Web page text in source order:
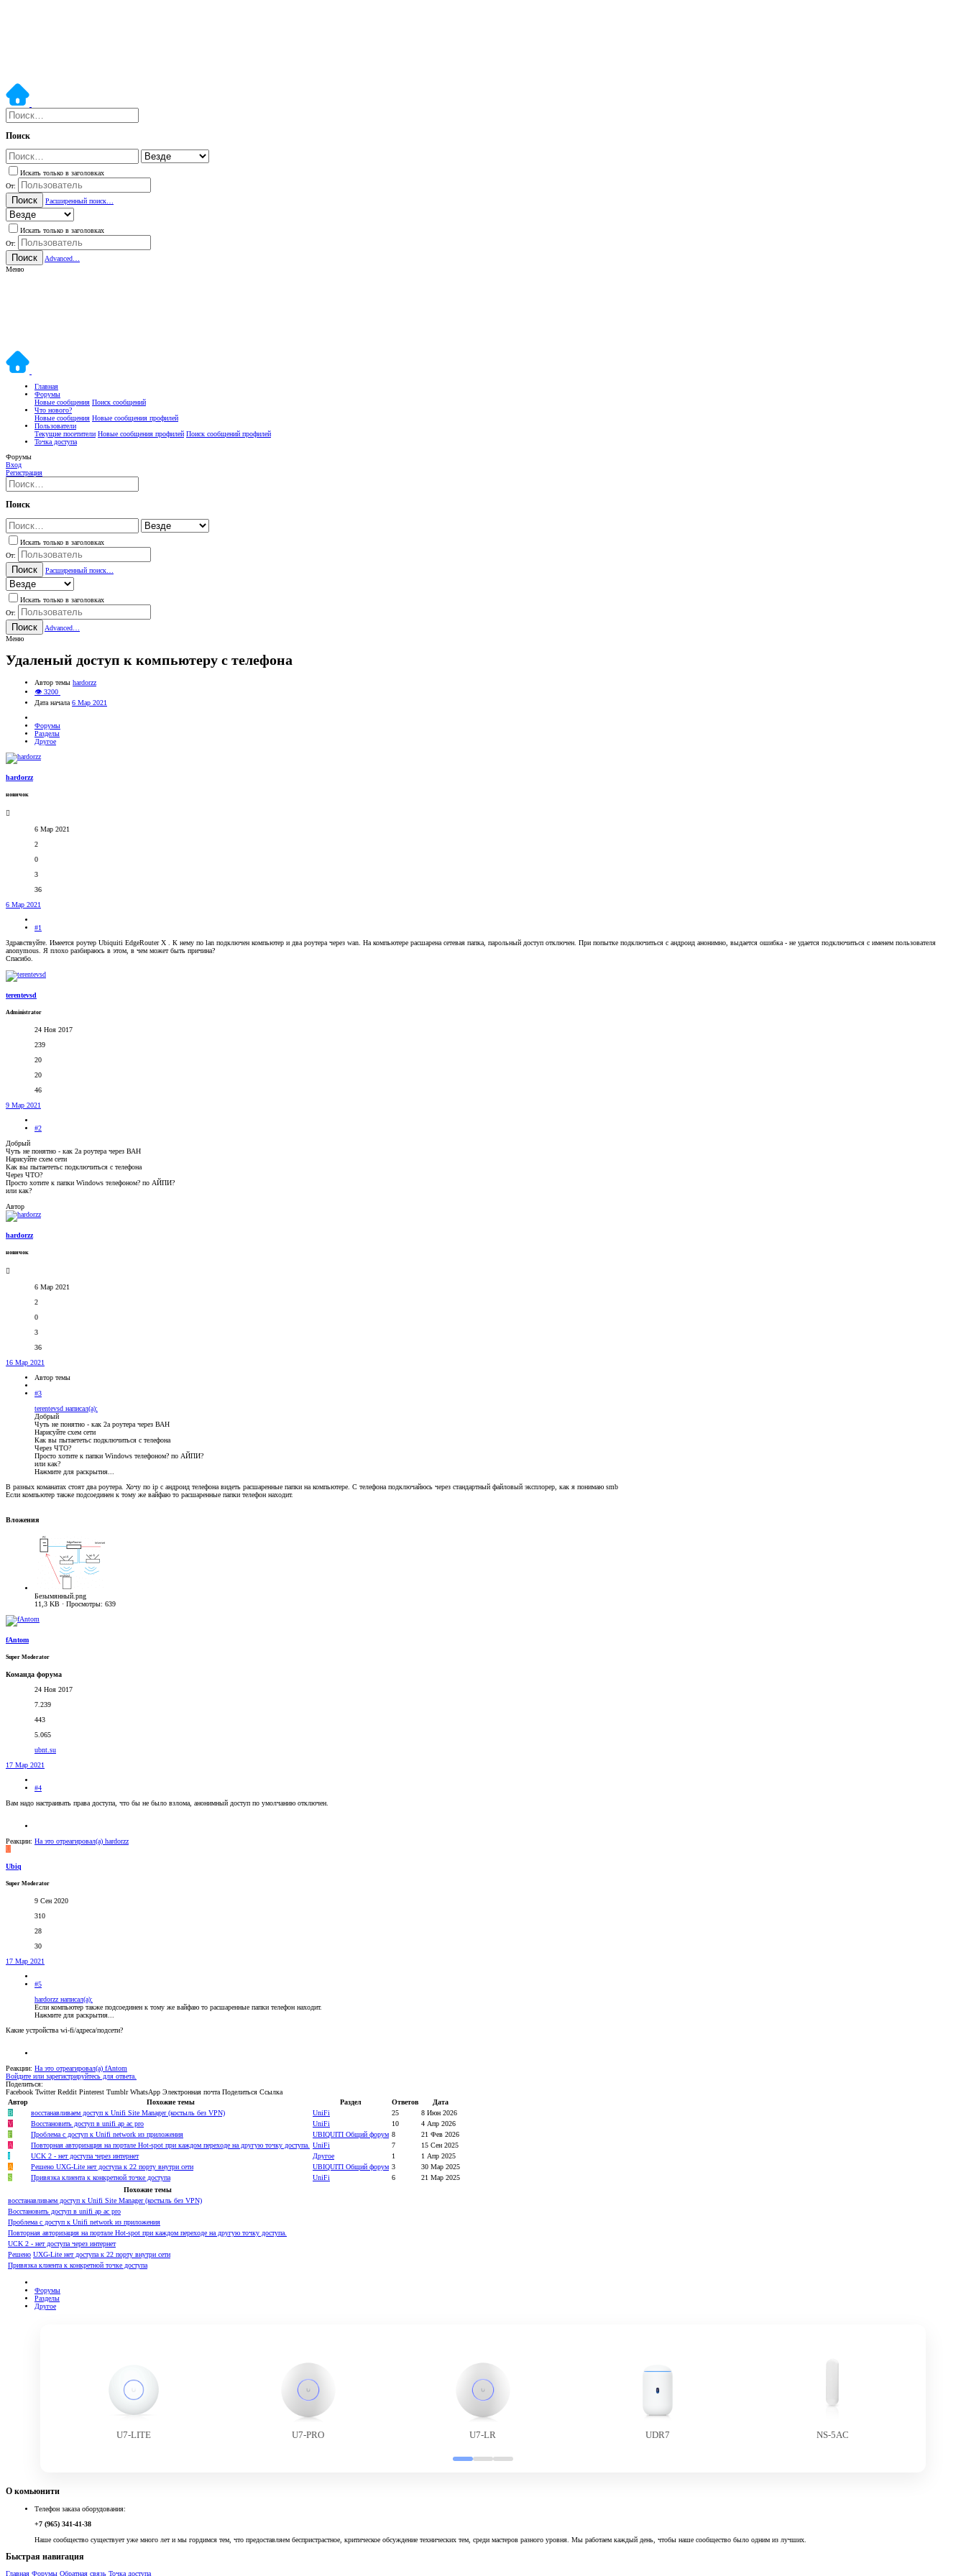
Поиск
Искать только в заголовках
От:
Поиск Расширенный поиск…
Искать только в заголовках
От:
Поиск
Advanced…
Меню
Главная
Форумы
Новые сообщения Поиск сообщений
Что нового?
Новые сообщения Новые сообщения профилей
Пользователи
Текущие посетители Новые сообщения профилей Поиск сообщений профилей
Точка доступа
Форумы
Вход
Регистрация
Поиск
Искать только в заголовках
От:
Поиск Расширенный поиск…
Искать только в заголовках
От:
Поиск
Advanced…
Меню
Удаленый доступ к компьютеру с телефона
Автор темы hardorzz
👁 3200
Дата начала 6 Мар 2021
Форумы
Разделы
Другое
hardorzz
новичок
6 Мар 2021
2
0
3
36
6 Мар 2021
#1
Здравствуйте. Имеется роутер Ubiquiti EdgeRouter X . К нему по lan подключен компьютер и два роутера через wan. На компьютере расшарена сетевая папка, парольный доступ отключен. При попытке подключиться с андроид анонимно, выдается ошибка - не удается подключиться с именем пользователя
anonymous. Я плохо разбираюсь в этом, в чем может быть причина?
Спасибо.
terentevsd
Administrator
24 Ноя 2017
239
20
20
46
9 Мар 2021
#2
Добрый
Чуть не понятно - как 2а роутера через ВАН
Нарисуйте схем сети
Как вы пытаететьс подключиться с телефона
Через ЧТО?
Просто хотите к папки Windows телефоном? по АЙПИ?
или как?
Автор
hardorzz
новичок
6 Мар 2021
2
0
3
36
16 Мар 2021
Автор темы
#3
terentevsd написал(а):
Добрый
Чуть не понятно - как 2а роутера через ВАН
Нарисуйте схем сети
Как вы пытаететьс подключиться с телефона
Через ЧТО?
Просто хотите к папки Windows телефоном? по АЙПИ?
или как?
Нажмите для раскрытия...
В разных команатах стоят два роутера. Хочу по ip с андроид телефона видеть расшаренные папки на компьютере. С телефона подключайюсь через стандартный файловый эксплорер, как я понимаю smb
Если компьютер также подсоединен к тому же вайфаю то расшаренные папки телефон находит.
Вложения
Безымянный.png
11,3 KB · Просмотры: 639
fAntom
Super Moderator
Команда форума
24 Ноя 2017
7.239
443
5.065
ubnt.su
17 Мар 2021
#4
Вам надо настраивать права доступа, что бы не было взлома, анонимный доступ по умолчанию отключен.
Реакции: На это отреагировал(а) hardorzz
U
Ubiq
Super Moderator
9 Сен 2020
310
28
30
17 Мар 2021
#5
hardorzz написал(а):
Если компьютер также подсоединен к тому же вайфаю то расшаренные папки телефон находит.
Нажмите для раскрытия...
Какие устройства wi-fi/адреса/подсети?
Реакции: На это отреагировал(а) fAntom
Войдите или зарегистрируйтесь для ответа.
Поделиться:
Facebook Twitter Reddit Pinterest Tumblr WhatsApp Электронная почта Поделиться Ссылка
Автор
Похожие темы Раздел Ответов
Дата
B
восстанавливаем доступ к Unifi Site Manager (костыль без VPN) UniFi 25
8 Июн 2026
V
Восстановить доступ в unifi ap ac pro UniFi 10
4 Апр 2026
F
Проблема с доступ к Unifi network из приложения UBIQUITI Общий форум 8
21 Фев 2026
A
Повторная авторизация на портале Hot-spot при каждом переходе на другую точку доступа. UniFi 7
15 Сен 2025
I
UCK 2 - нет доступа через интернет Другое 1
1 Апр 2025
A
Решено UXG-Lite нет доступа к 22 порту внутри сети UBIQUITI Общий форум 3
30 Мар 2025
S
Привязка клиента к конкретной точке доступа UniFi 6
21 Мар 2025
Похожие темы
восстанавливаем доступ к Unifi Site Manager (костыль без VPN)
Восстановить доступ в unifi ap ac pro
Проблема с доступ к Unifi network из приложения
Повторная авторизация на портале Hot-spot при каждом переходе на другую точку доступа.
UCK 2 - нет доступа через интернет
Решено UXG-Lite нет доступа к 22 порту внутри сети
Привязка клиента к конкретной точке доступа
Форумы
Разделы
Другое
U7-LITE U7-PRO U7-LR UDR7 NS-5AC
О комьюнити
Телефон заказа оборудования:
+7 (965) 341-41-38
Наше сообщество существует уже много лет и мы гордимся тем, что предоставляем беспристрастное, критическое обсуждение технических тем, среди мастеров разного уровня. Мы работаем каждый день, чтобы наше сообщество было одним из лучших.
Быстрая навигация
Главная Форумы Обратная связь Точка доступа